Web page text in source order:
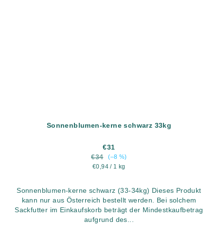
Sonnenblumen-kerne schwarz 33kg
€31
€34
(–8 %)
Verkaufspreis:
€0,94 / 1 kg
Sonnenblumen-kerne schwarz (33-34kg) Dieses Produkt
kann nur aus Österreich bestellt werden. Bei solchem
Sackfutter im Einkaufskorb beträgt der Mindestkaufbetrag
aufgrund des...